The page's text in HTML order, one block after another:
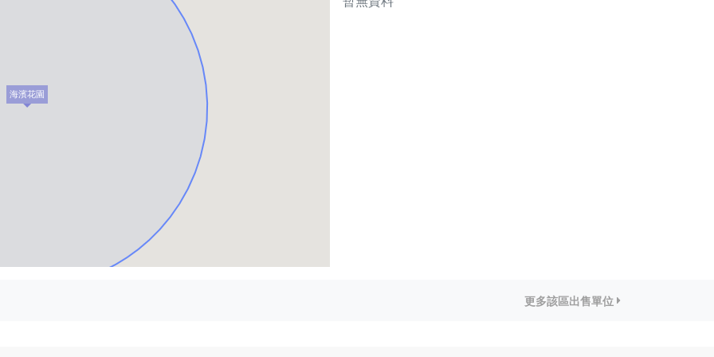
海濱花園
更多該區出售單位